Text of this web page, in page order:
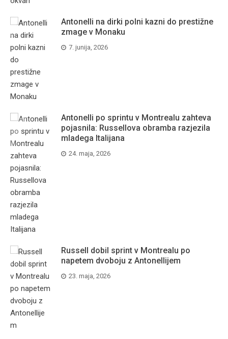
Antonelli na dirki polni kazni do prestižne
zmage v Monaku
7. junija, 2026
Antonelli po sprintu v Montrealu zahteva
pojasnila: Russellova obramba razjezila
mladega Italijana
24. maja, 2026
Russell dobil sprint v Montrealu po
napetem dvoboju z Antonellijem
23. maja, 2026